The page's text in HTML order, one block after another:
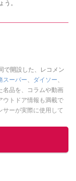
う。
で開設した、レコメン
スーパー、 ダイソー、
名品を、コラムや動画
ウトドア情報も満載で
サーが実際に使用して